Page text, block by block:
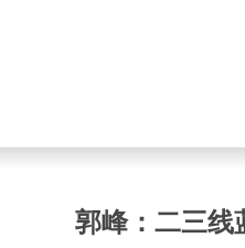
郭峰：二三线